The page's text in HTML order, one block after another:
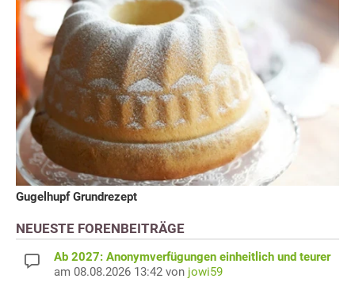
Gugelhupf Grundrezept
NEUESTE FORENBEITRÄGE
Ab 2027: Anonymverfügungen einheitlich und teurer
am 08.08.2026 13:42 von jowi59